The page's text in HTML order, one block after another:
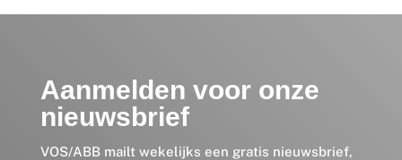
Aanmelden voor onze
nieuwsbrief
VOS/ABB mailt wekelijks een gratis nieuwsbrief,